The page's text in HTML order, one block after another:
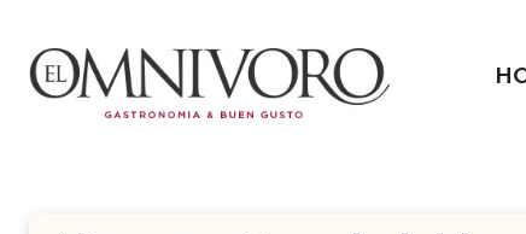
contenido